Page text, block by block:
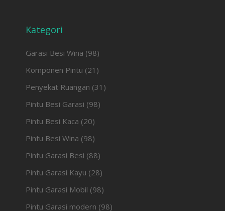
Kategori
Garasi Besi Wina (98)
Komponen Pintu (21)
Penyekat Ruangan (31)
Pintu Besi Garasi (98)
Pintu Besi Kaca (20)
Pintu Besi Wina (98)
Pintu Garasi Besi (88)
Pintu Garasi Kayu (28)
Pintu Garasi Mobil (98)
Pintu Garasi modern (98)